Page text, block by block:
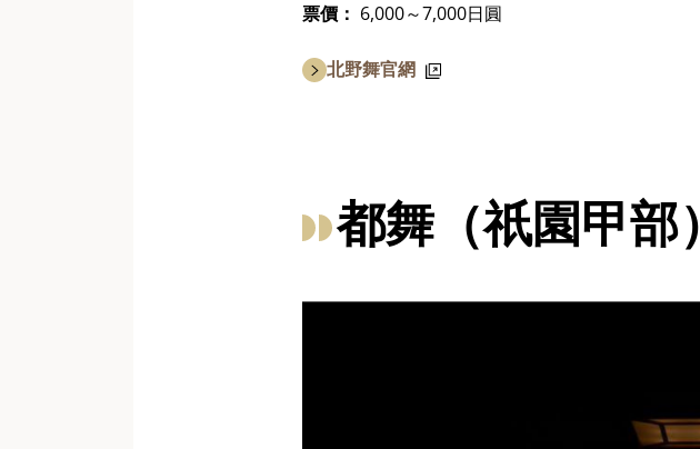
票價： 6,000～7,000日圓
北野舞官網
都舞（祇園甲部）